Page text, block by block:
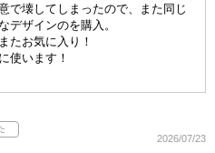
で壊してしまったので、また同じ
デザインのを購入。
たお気に入り！
使います！
2026/07/23